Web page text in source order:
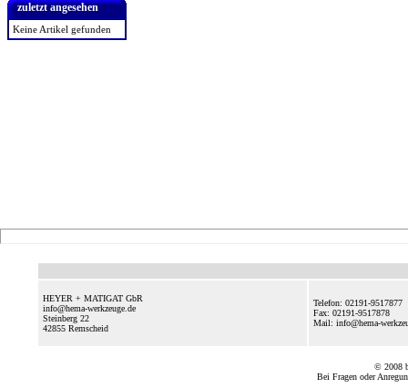
zuletzt angesehen
Keine Artikel gefunden
HEYER + MATIGAT GbR
info@hema-werkzeuge.de
Steinberg 22
42855 Remscheid
Telefon: 02191-9517877
Fax: 02191-9517878
Mail: info@hema-
© 2008
Bei Fragen oder